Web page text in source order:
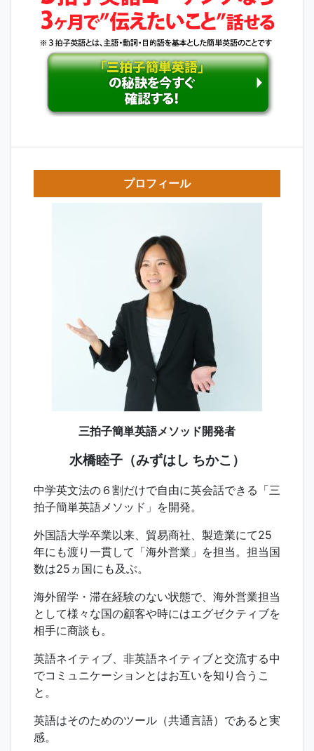
プロフィール
三拍子簡単英語メソッド開発者
水橋睦子（みずはし ちかこ）
中学英文法の６割だけで自由に英会話できる「三
拍子簡単英語メソッド」を開発。
外国語大学卒業以来、貿易商社、製造業にて25
年にも渡り一貫して「海外営業」を担当。担当国
数は25ヵ国にも及ぶ。
海外留学・滞在経験のない状態で、海外営業担当
として様々な国の顧客や時にはエグゼクティブを
相手に商談も。
英語ネイティブ、非英語ネイティブと交流する中
でコミュニケーションとはお互いを知り合うこ
と。
英語はそのためのツール（共通言語）であると実
感。